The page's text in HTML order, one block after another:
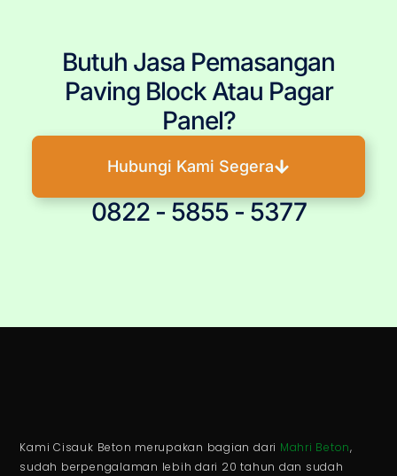
Butuh Jasa Pemasangan
Paving Block Atau Pagar
Panel?
Hubungi Kami Segera
0822 - 5855 - 5377
Kami Cisauk Beton merupakan bagian dari Mahri Beton,
sudah berpengalaman lebih dari 20 tahun dan sudah